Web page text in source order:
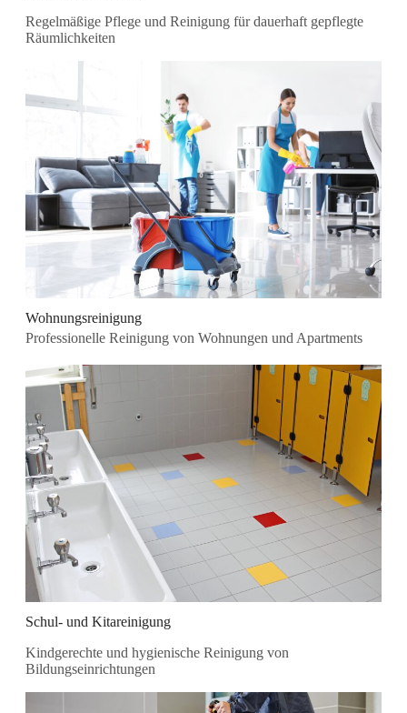
Regelmäßige Pflege und Reinigung für dauerhaft gepflegte
Räumlichkeiten
Wohnungsreinigung
Professionelle Reinigung von Wohnungen und Apartments
Schul- und Kitareinigung
Kindgerechte und hygienische Reinigung von
Bildungseinrichtungen